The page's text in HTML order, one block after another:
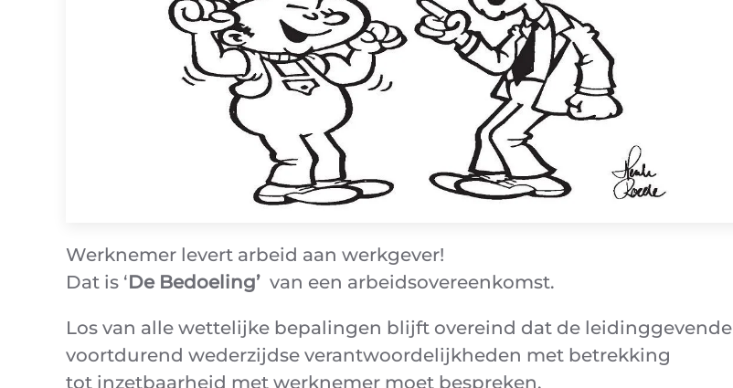
Werknemer levert arbeid aan werkgever!
Dat is ‘De Bedoeling’ van een arbeidsovereenkomst.
Los van alle wettelijke bepalingen blijft overeind dat de leidinggevende
voortdurend wederzijdse verantwoordelijkheden met betrekking
tot inzetbaarheid met werknemer moet bespreken.